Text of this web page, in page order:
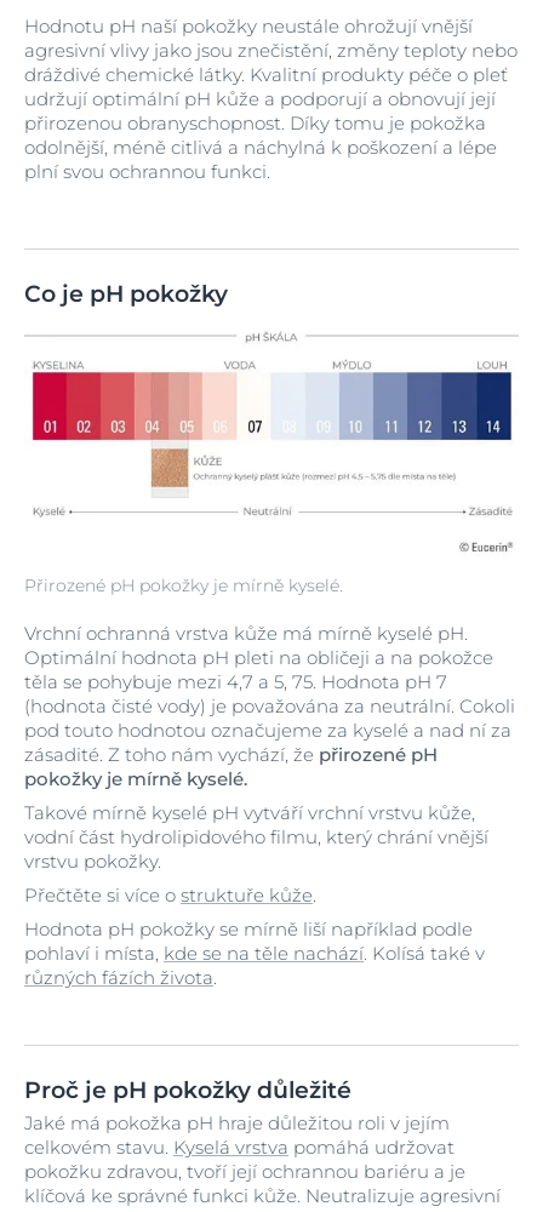
Hodnotu pH naší pokožky neustále ohrožují vnější
agresivní vlivy jako jsou znečistění, změny teploty nebo
dráždivé chemické látky. Kvalitní produkty péče o pleť
udržují optimální pH kůže a podporují a obnovují její
přirozenou obranyschopnost. Díky tomu je pokožka
odolnější, méně citlivá a náchylná k poškození a lépe
plní svou ochrannou funkci.
Co je pH pokožky
Přirozené pH pokožky je mírně kyselé.
Vrchní ochranná vrstva kůže má mírně kyselé pH.
Optimální hodnota pH pleti na obličeji a na pokožce
těla se pohybuje mezi 4,7 a 5, 75. Hodnota pH 7
(hodnota čisté vody) je považována za neutrální. Cokoli
pod touto hodnotou označujeme za kyselé a nad ní za
zásadité. Z toho nám vychází, že přirozené pH
pokožky je mírně kyselé.
Takové mírně kyselé pH vytváří vrchní vrstvu kůže,
vodní část hydrolipidového filmu, který chrání vnější
vrstvu pokožky.
Přečtěte si více o struktuře kůže.
Hodnota pH pokožky se mírně liší například podle
pohlaví i místa, kde se na těle nachází. Kolísá také v
různých fázích života.
Proč je pH pokožky důležité
Jaké má pokožka pH hraje důležitou roli v jejím
celkovém stavu. Kyselá vrstva pomáhá udržovat
pokožku zdravou, tvoří její ochrannou bariéru a je
klíčová ke správné funkci kůže. Neutralizuje agresivní